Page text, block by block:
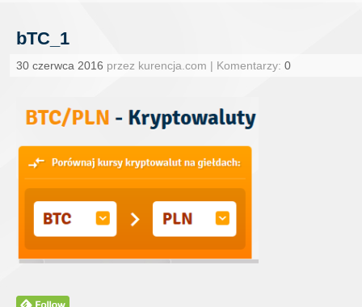
bTC_1
30 czerwca 2016 przez kurencja.com | Komentarzy: 0